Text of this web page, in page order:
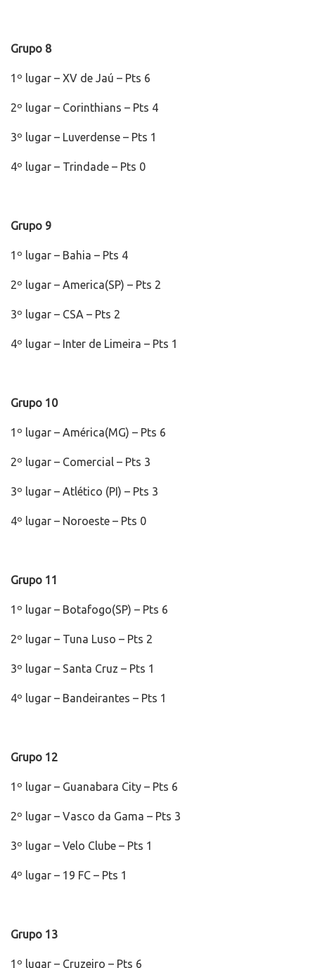
Grupo 8
1º lugar – XV de Jaú – Pts 6
2º lugar – Corinthians – Pts 4
3º lugar – Luverdense – Pts 1
4º lugar – Trindade – Pts 0
Grupo 9
1º lugar – Bahia – Pts 4
2º lugar – America(SP) – Pts 2
3º lugar – CSA – Pts 2
4º lugar – Inter de Limeira – Pts 1
Grupo 10
1º lugar – América(MG) – Pts 6
2º lugar – Comercial – Pts 3
3º lugar – Atlético (PI) – Pts 3
4º lugar – Noroeste – Pts 0
Grupo 11
1º lugar – Botafogo(SP) – Pts 6
2º lugar – Tuna Luso – Pts 2
3º lugar – Santa Cruz – Pts 1
4º lugar – Bandeirantes – Pts 1
Grupo 12
1º lugar – Guanabara City – Pts 6
2º lugar – Vasco da Gama – Pts 3
3º lugar – Velo Clube – Pts 1
4º lugar – 19 FC – Pts 1
Grupo 13
1º lugar – Cruzeiro – Pts 6